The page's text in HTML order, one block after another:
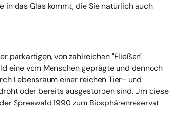
in das Glas kommt, die Sie natürlich auch
parkartigen, von zahlreichen "Fließen"
eine vom Menschen geprägte und dennoch
Lebensraum einer reichen Tier- und
oder bereits ausgestorben sind. Um diese
Spreewald 1990 zum Biosphärenreservat